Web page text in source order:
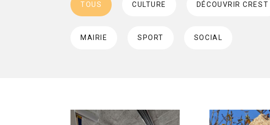
TOUS CULTURE DÉCOUVRIR CREST
MAIRIE SPORT SOCIAL